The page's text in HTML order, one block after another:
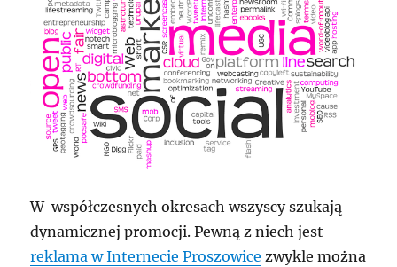
W współczesnych okresach wszyscy szukają
dynamicznej promocji. Pewną z niech jest
reklama w Internecie Proszowice zwykle można